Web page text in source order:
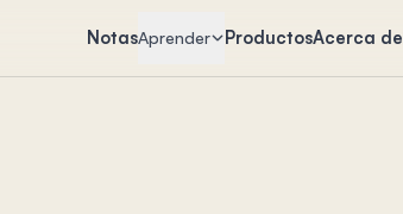
NotasAprender ProductosAcerca de